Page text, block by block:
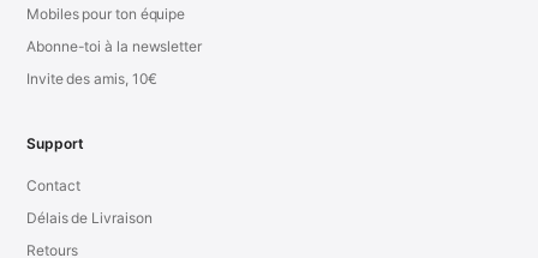
Mobiles pour ton équipe
Abonne-toi à la newsletter
Invite des amis, 10€
Support
Contact
Délais de Livraison
Retours